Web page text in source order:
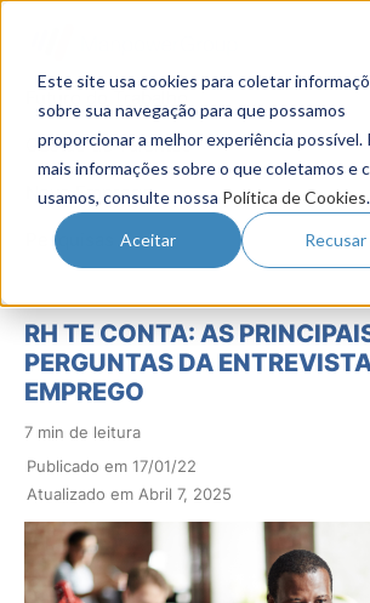
Este site usa cookies para coletar
sobre sua navegação para que possamos
proporcionar a melhor experiência possível.
mais informações sobre o que coletamos e
usamos, consulte nossa Política de Cookies.
Aceitar Recusar
Gestão de Talentos
Novo Emprego
Pesquisas
RH TE CONTA: AS
PERGUNTAS DA
EMPREGO
7 min de leitura
Publicado em 17/01/22
Atualizado em Abril 7, 2025